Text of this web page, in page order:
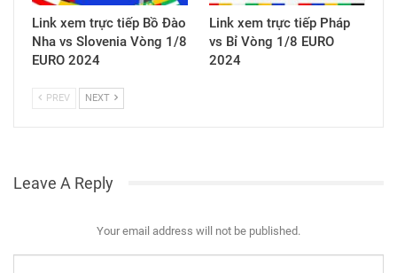
Link xem trực tiếp Bồ Đào
Nha vs Slovenia Vòng 1/8
EURO 2024
Link xem trực tiếp Pháp
vs Bỉ Vòng 1/8 EURO
2024
PREV NEXT
Leave A Reply
Your email address will not be published.